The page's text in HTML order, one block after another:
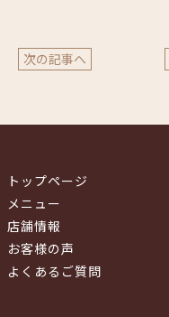
次の記事へ
トップページ
メニュー
店舗情報
お客様の声
よくあるご質問